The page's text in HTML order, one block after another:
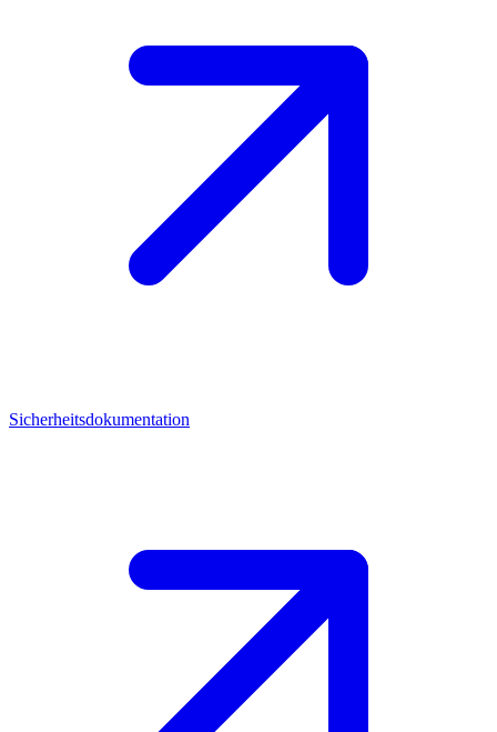
Sicherheitsdokumentation